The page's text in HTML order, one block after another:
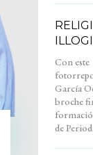
Con este
García
broche
de
Facultad de Filosofía y
Letras y
su